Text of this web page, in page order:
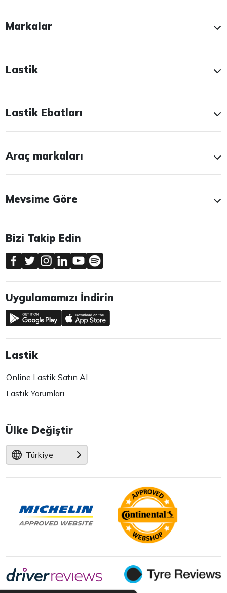
Markalar
Lastik
Lastik Ebatları
Araç markaları
Mevsime Göre
Bizi Takip Edin
Uygulamamızı İndirin
Lastik
Online Lastik Satın Al
Lastik Yorumları
Ülke Değiştir
Türkiye